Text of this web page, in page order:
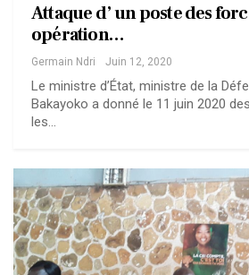
Attaque d’ un poste des
opération…
Germain Ndri Juin 12, 2020
Le ministre d’État, ministre de la
Bakayoko a donné le 11 juin 2020
les…